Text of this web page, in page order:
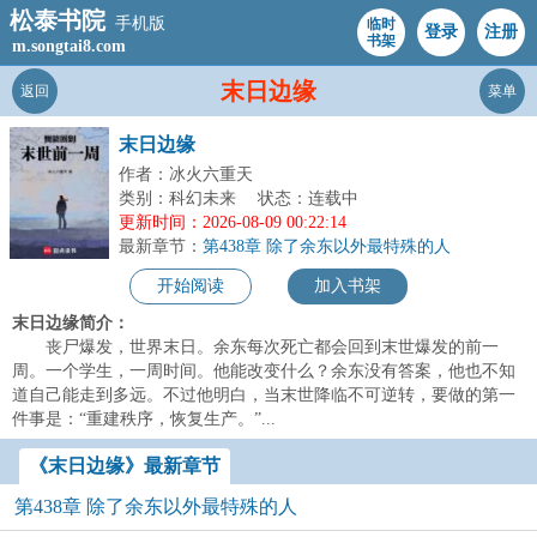
松泰书院 手机版
m.songtai8.com
临时
书架
登录 注册
末日边缘
返回 菜单
末日边缘
作者：冰火六重天
类别：科幻未来
状态：连载中
更新时间：2026-08-09 00:22:14
最新章节： 第438章 除了余东以外最特殊的人
开始阅读 加入书架
末日边缘简介：
丧尸爆发，世界末日。余东每次死亡都会回到末世爆发的前一
周。一个学生，一周时间。他能改变什么？余东没有答案，他也不知
道自己能走到多远。不过他明白，当末世降临不可逆转，要做的第一
件事是：“重建秩序，恢复生产。”...
《末日边缘》最新章节
第438章 除了余东以外最特殊的人